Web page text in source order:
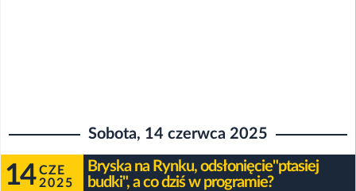
Sobota, 14 czerwca 2025
14 CZE
2025
Bryska na Rynku, odsłonięcie"ptasiej
budki", a co dziś w programie?